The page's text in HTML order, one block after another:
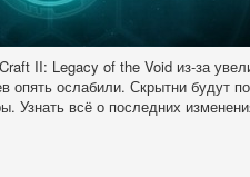
II: Legacy of the Void из-за
опять ослабили. Скрытни будут
Узнать всё о последних